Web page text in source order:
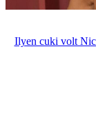
Ilyen cuki volt